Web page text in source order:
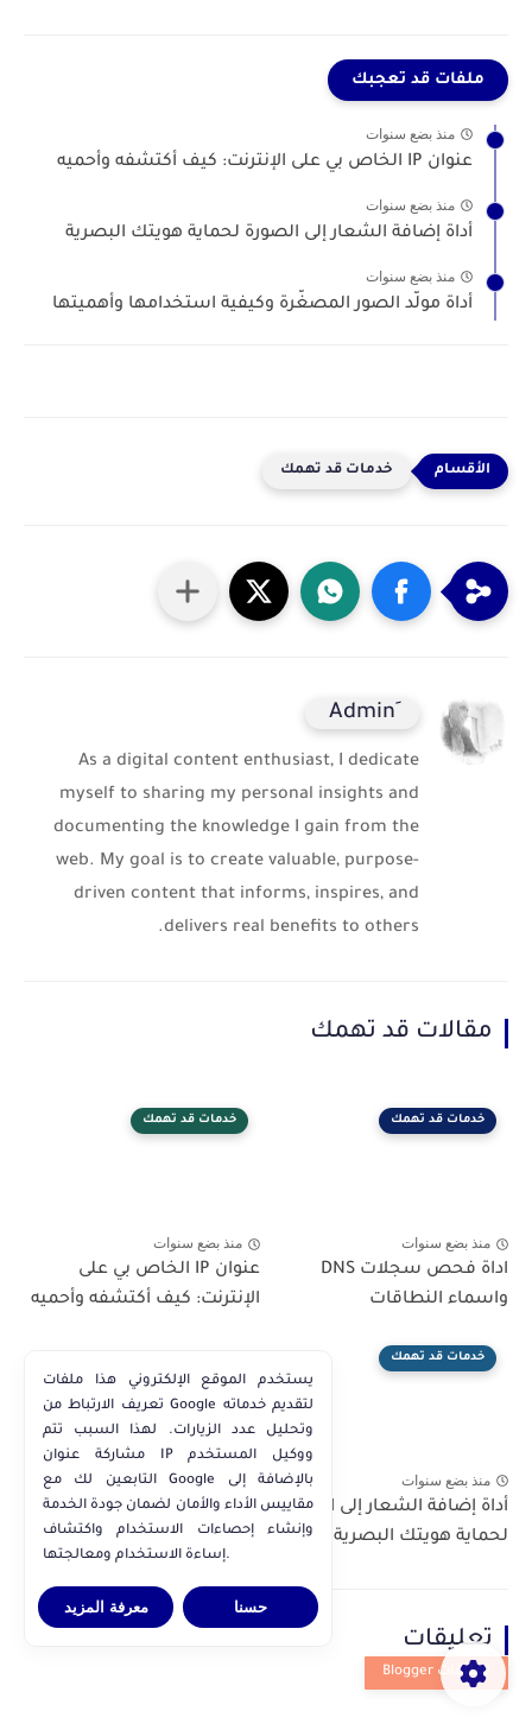
ملفات قد تعجبك
منذ بضع سنوات
عنوان IP الخاص بي على الإنترنت: كيف أكتشفه وأحميه
منذ بضع سنوات
أداة إضافة الشعار إلى الصورة لحماية هويتك البصرية
منذ بضع سنوات
أداة مولّد الصور المصغّرة وكيفية استخدامها وأهميتها
خدمات قد تهمك
As a digital content enthusiast, I dedicate
myself to sharing my personal insights and
documenting the knowledge I gain from the
web. My goal is to create valuable, purpose-
driven content that informs, inspires, and
delivers real benefits to others.
مقالات قد تهمك
خدمات قد تهمك
منذ بضع سنوات
اداة فحص سجلات DNS
واسماء النطاقات
خدمات قد تهمك
منذ بضع سنوات
عنوان IP الخاص بي على
الإنترنت: كيف أكتشفه وأحميه
خدمات قد تهمك
منذ بضع سنوات
أداة إضافة الشعار إلى الصورة
لحماية هويتك البصرية
تعليقات
يستخدم الموقع الإلكتروني هذا ملفات
تعريف الارتباط من Google لتقديم خدماته
وتحليل عدد الزيارات. لهذا السبب تتم
مشاركة عنوان IP ووكيل المستخدم
التابعين لك مع Google بالإضافة إلى
مقاييس الأداء والأمان لضمان جودة الخدمة
وإنشاء إحصاءات الاستخدام واكتشاف
إساءة الاستخدام ومعالجتها.
معرفة المزيد حسنا